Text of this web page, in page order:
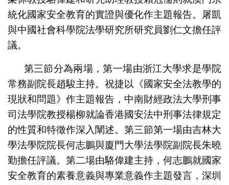
統化國家安全教育的實證與優化作主題報告。屠凱
與中國社會科學院法學研究所研究員劉仁文擔任評
議。
第三節分為兩場，第一場由浙江大學求是學院
常務副院長趙駿主持。祝捷以《國家安全法教學的
現狀和問題》作主題報告，中南財經政法大學刑事
司法學院教授楊柳就論香港國安法中刑事法律規定
的性質和特徵作深入闡述。第三節第一場由吉林大
學法學院院長何志鵬與廈門大學法學院副院長朱曉
勤擔任評議。第二場由駱偉建主持，何志鵬就國家
安全教育的素養意義與專業意義作主題發言，深圳